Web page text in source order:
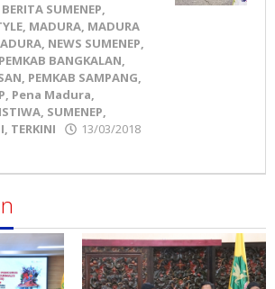
BERITA SUMENEP,
, MADURA, MADURA
, NEWS SUMENEP,
PEMKAB BANGKALAN,
, PEMKAB SAMPANG,
, Pena Madura,
, SUMENEP,
, TERKINI
13/03/2018